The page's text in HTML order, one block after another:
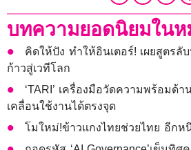
บทความยอดนิยมใน
คิดให้ปัง ทำให้อินเตอร์! เผยสูตรลั
ก้าวสู่เวทีโลก
‘TARI’ เครื่องมือวัดความพร้อมด้
เคลื่อนใช้งานได้ตรงจุด
โมใหม่!ข้าวแกงไทยช่วยไทย อีกหนึ่